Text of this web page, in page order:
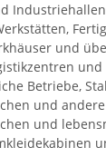
und
Betriebe,
und
und